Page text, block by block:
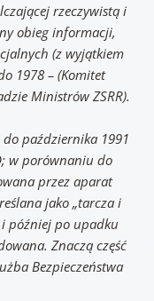
rzeczywistą i
obieg informacji,
(z wyjątkiem
1978 – (Komitet
Ministrów ZSRR).
do października 1991
w porównaniu do
przez aparat
jako „tarcza i
później po upadku
Znaczą część
Bezpieczeństwa